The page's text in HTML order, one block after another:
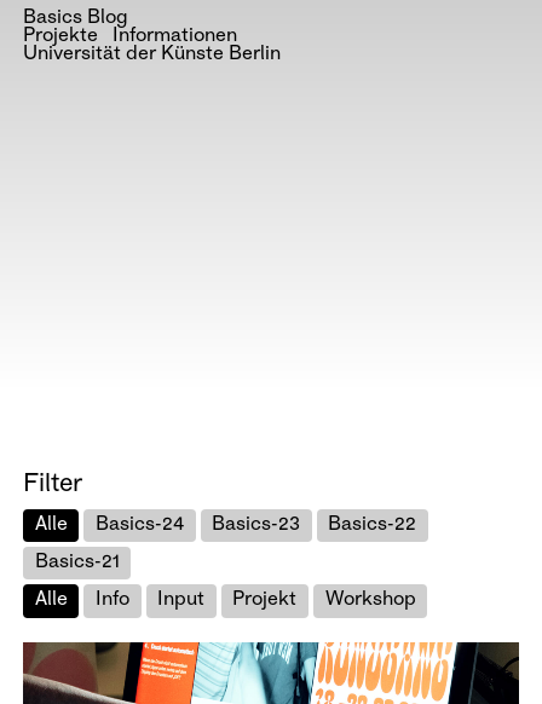
Basics Blog
Projekte
Informationen
Universität der Künste Berlin
Filter
Alle Basics-24 Basics-23 Basics-22
Basics-21
Alle Info Input Projekt Workshop